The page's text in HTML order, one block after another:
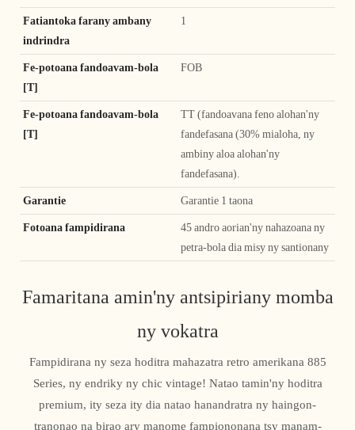
Fatiantoka farany ambany
indrindra
1
Fe-potoana fandoavam-bola
[T]
FOB
Fe-potoana fandoavam-bola
[T]
TT (fandoavana feno alohan'ny
fandefasana (30% mialoha, ny
ambiny aloa alohan'ny
fandefasana).
Garantie Garantie 1 taona
Fotoana fampidirana
45 andro aorian'ny nahazoana ny
petra-bola dia misy ny santionany
Famaritana amin'ny antsipiriany momba
ny vokatra
Fampidirana ny seza hoditra mahazatra retro amerikana 885
Series, ny endriky ny chic vintage! Natao tamin'ny hoditra
premium, ity seza ity dia natao hanandratra ny haingon-
tranonao na birao ary manome fampiononana tsy manam-